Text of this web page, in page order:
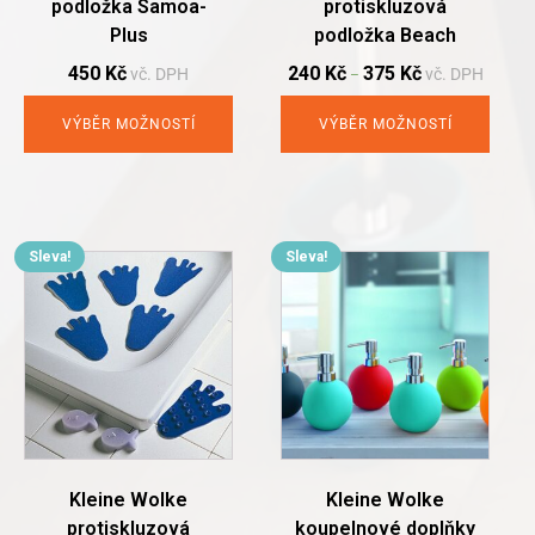
podložka Samoa-
Plus
450 Kčvč. DPH
VÝBĚR MOŽNOSTÍ
protiskluzová
podložka Beach
240 Kč– 375 Kč vč. DPH
VÝBĚR MOŽNOSTÍ
product
page
Sleva!
Kleine Wolke
protiskluzová
Sleva!
Kleine Wolke
koupelnové doplňky
This
has
multiple
variants.
The
options
may
be
chosen